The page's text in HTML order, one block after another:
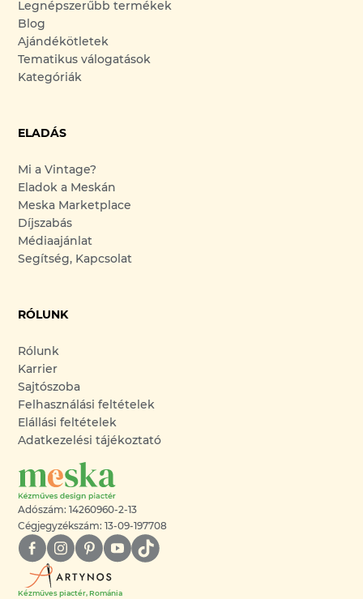
Legnépszerűbb termékek
Blog
Ajándékötletek
Tematikus válogatások
Kategóriák
ELADÁS
Mi a Vintage?
Eladok a Meskán
Meska Marketplace
Díjszabás
Médiaajánlat
Segítség, Kapcsolat
RÓLUNK
Rólunk
Karrier
Sajtószoba
Felhasználási feltételek
Elállási feltételek
Adatkezelési tájékoztató
Adószám: 14260960-2-13
Cégjegyzékszám: 13-09-197708
Kézműves piactér, Románia